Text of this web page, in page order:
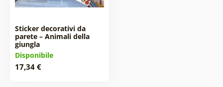
Sticker decorativi da
parete – Animali della
giungla
Disponibile
17,34 €